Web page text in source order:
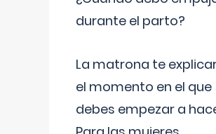
durante el parto?
La matrona te
el momento en el que
debes empezar a